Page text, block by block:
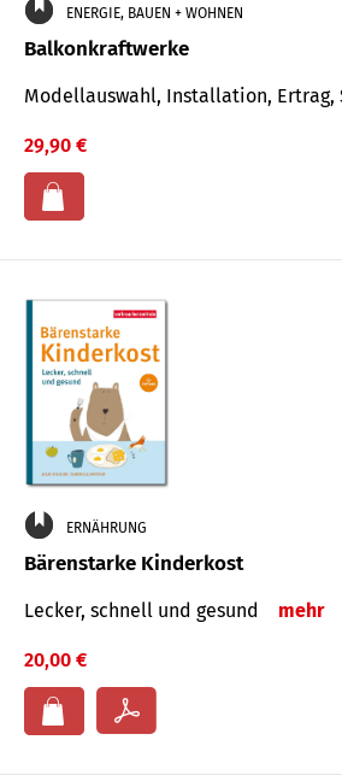
ENERGIE, BAUEN + WOHNEN
Balkonkraftwerke
Modellauswahl, Installation, Ertrag,
29,90 €
ERNÄHRUNG
Bärenstarke Kinderkost
Lecker, schnell und gesund mehr
20,00 €